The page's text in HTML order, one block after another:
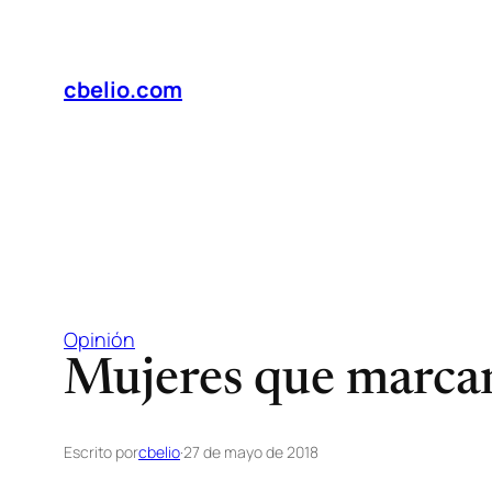
contenidocbelio.com
Opinión
Mujeres que
Escrito porcbelio·27 de mayo de 2018